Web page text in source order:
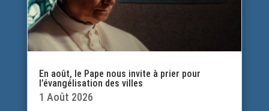
En août, le Pape nous invite à prier pour
l’évangélisation des villes
1 Août 2026